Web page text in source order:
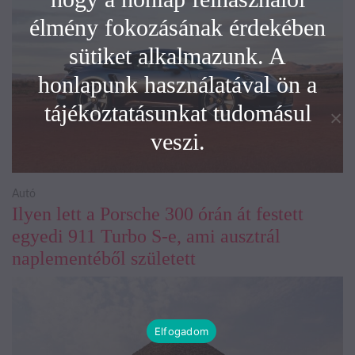
Ilyen lett a Porsche 300 órán át festett
egyedi 911 Turbo S-e, ami ausztrál
naplementéből született
Autó
élmény fokozásának érdekében
sütiket alkalmazunk. A
honlapunk használatával ön a
tájékoztatásunkat tudomásul
veszi.
Elfogadom